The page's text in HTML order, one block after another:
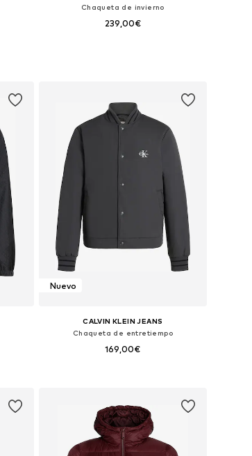
Chaqueta de invierno
239,00€
Nuevo
CALVIN KLEIN JEANS
Chaqueta de entretiempo
169,00€